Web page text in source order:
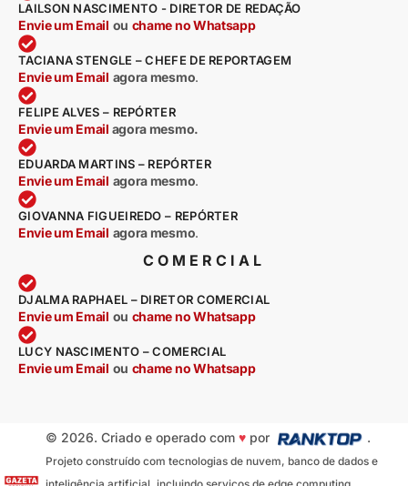
LAILSON NASCIMENTO - DIRETOR DE REDAÇÃO
Envie um Email ou chame no Whatsapp
TACIANA STENGLE – CHEFE DE REPORTAGEM
Envie um Email agora mesmo.
FELIPE ALVES – REPÓRTER
Envie um Email agora mesmo.
EDUARDA MARTINS – REPÓRTER
Envie um Email agora mesmo.
GIOVANNA FIGUEIREDO – REPÓRTER
Envie um Email agora mesmo.
COMERCIAL
DJALMA RAPHAEL – DIRETOR COMERCIAL
Envie um Email ou chame no Whatsapp
LUCY NASCIMENTO – COMERCIAL
Envie um Email ou chame no Whatsapp
© 2026. Criado e operado com ♥por .
Projeto construído com tecnologias de nuvem, banco de dados e